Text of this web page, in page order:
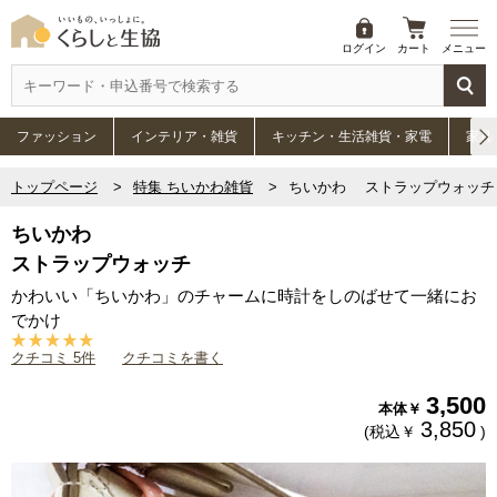
ログイン カート メニュー
ファッション インテリア・雑貨 キッチン・生活雑貨・家電 家具
トップページ 特集 ちいかわ雑貨 ちいかわ ストラップウォッチ
ちいかわ
ストラップウォッチ
かわいい「ちいかわ」のチャームに時計をしのばせて一緒にお
でかけ
クチコミ 5件 クチコミを書く
本体￥ 3,500
(税込￥ 3,850 )